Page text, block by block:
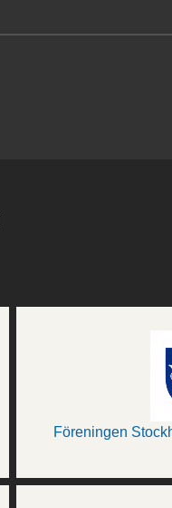
Föreningen